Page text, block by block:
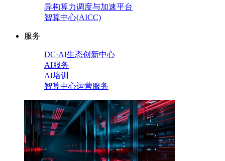
异构算力调度与加速平台
智算中心(AICC)
服务
DC·AI生态创新中心
AI服务
AI培训
智算中心运营服务